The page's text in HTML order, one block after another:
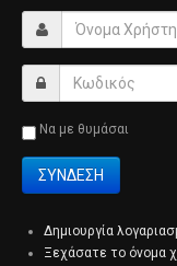
Να με θυμάσαι
Δημιουργία
Ξεχάσατε το όνομα